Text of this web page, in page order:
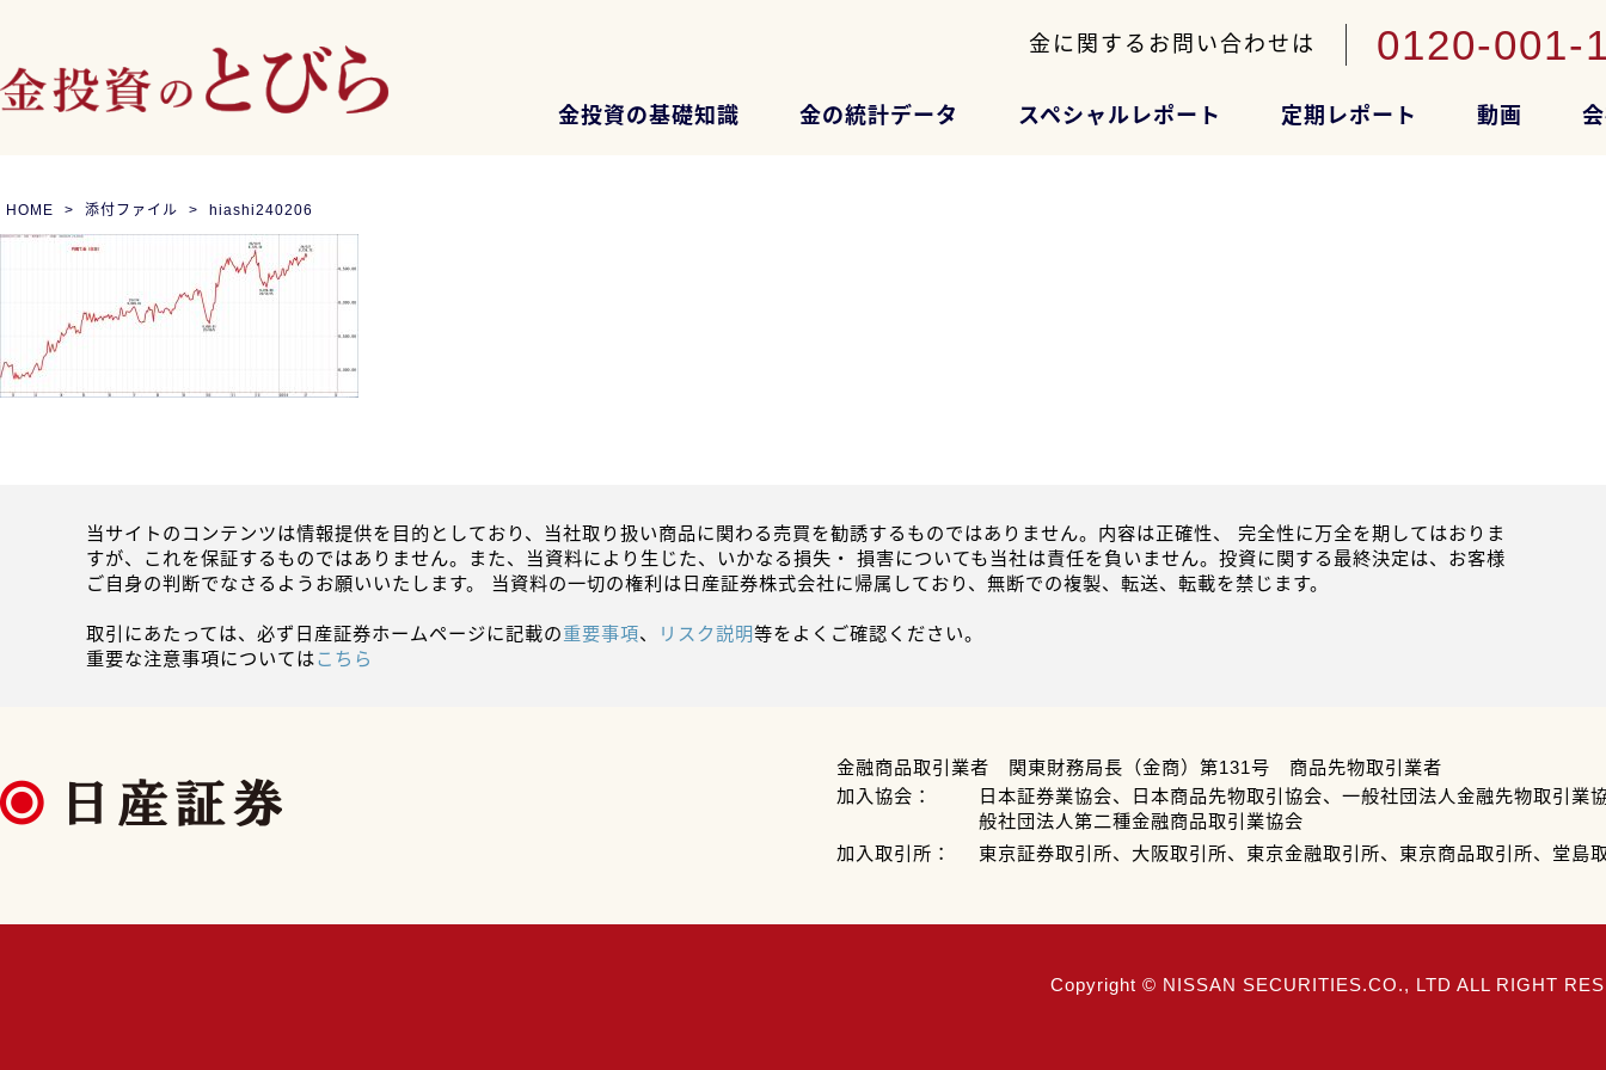
金に関するお問い合わせは 0120-001-
金投資の基礎知識 金の統計データ スペシャルレポート 定期レポート 動画
HOME 添付ファイル hiashi240206
当サイトのコンテンツは情報提供を目的としており、当社取り扱い商品に関わる売買を勧誘するものではありません。内容は正確性、 完全性に万全を期してはおりま
すが、これを保証するものではありません。また、当資料により生じた、いかなる損失・ 損害についても当社は責任を負いません。投資に関する最終決定は、お客様
ご自身の判断でなさるようお願いいたします。 当資料の一切の権利は日産証券株式会社に帰属しており、無断での複製、転送、転載を禁じます。
取引にあたっては、必ず日産証券ホームページに記載の重要事項、 リスク説明等をよくご確認ください。
重要な注意事項についてはこちら
金融商品取引業者 関東財務局長（金商）第131号 商品先物取引業者
加入協会：
日本証券業協会、日本商品先物取引協会、一般社団法人金融先物取引業
般社団法人第二種金融商品取引業協会
加入取引所：
東京証券取引所、大阪取引所、東京金融取引所、東京商品取引所、堂島
Copyright © NISSAN SECURITIES.CO., LTD ALL RIGHT